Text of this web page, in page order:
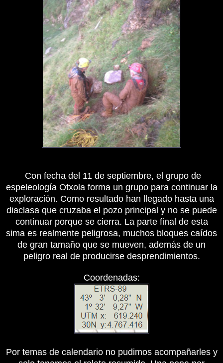
Con fecha del 11 de septiembre, el grupo de
espeleología Otxola forma un grupo para continuar la
exploración. Como resultado han llegado hasta una
diaclasa que cruzaba el pozo principal y no se puede
continuar porque se cierra. La parte final de esta
sima es realmente peligrosa, muchos bloques caídos
de gran tamaño que se mueven, además de un
peligro real de producirse desprendimientos.
Coordenadas:
Por temas de calendario no pudimos acompañarles y